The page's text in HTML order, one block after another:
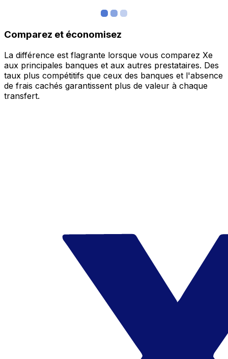
Comparez et économisez
La différence est flagrante lorsque vous comparez Xe
aux principales banques et aux autres prestataires. Des
taux plus compétitifs que ceux des banques et l'absence
de frais cachés garantissent plus de valeur à chaque
transfert.